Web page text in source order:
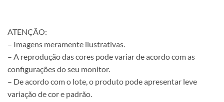
ATENÇÃO:
– Imagens meramente ilustrativas.
– A reprodução das cores pode variar de acordo com as
configurações do seu monitor.
– De acordo com o lote, o produto pode apresentar leve
variação de cor e padrão.